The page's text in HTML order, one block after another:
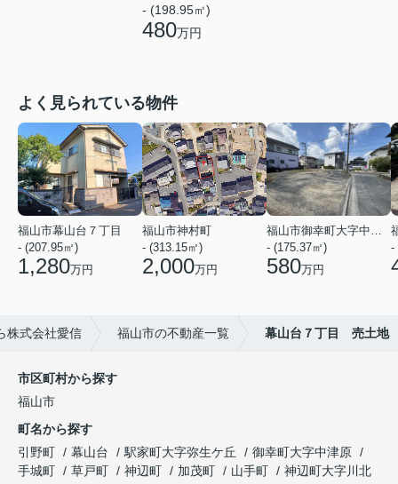
- (198.95㎡)
480万円
よく見られている物件
福山市幕山台７丁目
- (207.95㎡)
1,280万円
福山市神村町
- (313.15㎡)
2,000万円
- (175.37㎡)
580万円
-
株式会社愛信 福山市の不動産一覧 幕山台７丁目 売土地
市区町村から探す
福山市
町名から探す
引野町
幕山台 駅家町大字弥生ケ丘
御幸町大字中津原
手城町
草戸町 神辺町 加茂町 山手町
神辺町大字川北